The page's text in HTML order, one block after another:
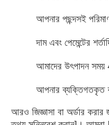
আপনার পছন্দসই
দাম এবং পেমেন্টের
আমাদের উৎপাদন
আপনার ব্যক্তিগতকৃত
আরও জিজ্ঞাসা বা অর্ডার